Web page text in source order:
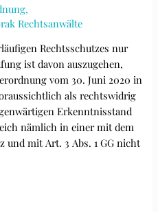
,
Rechtsanwälte
Rechtsschutzes nur
ist davon auszugehen,
vom 30. Juni 2020 in
als rechtswidrig
Erkenntnisstand
nämlich in einer mit dem
und mit Art. 3 Abs. 1 GG nicht